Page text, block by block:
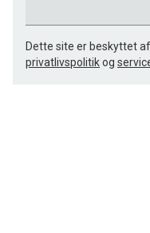
Dette site er beskyttet af
privatlivspolitikog